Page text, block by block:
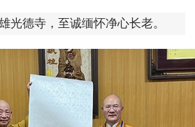
光德寺，至诚缅怀净心长老。